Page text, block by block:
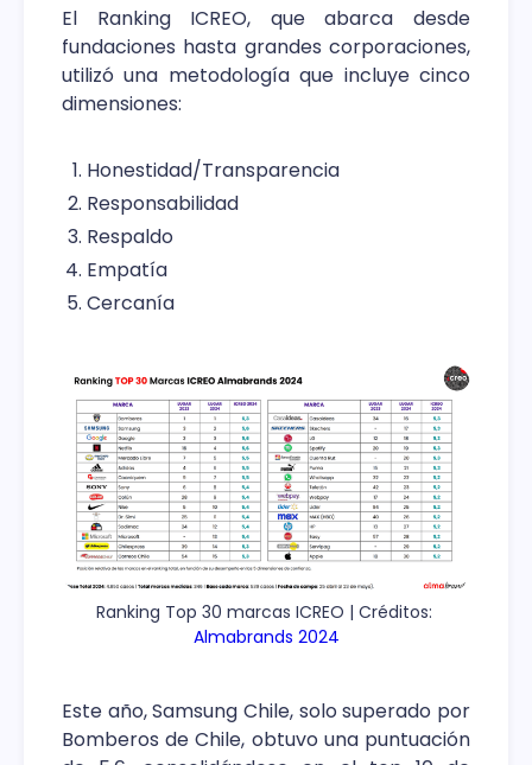
El Ranking ICREO, que abarca desde
fundaciones hasta grandes corporaciones,
utilizó una metodología que incluye cinco
dimensiones:
Honestidad/Transparencia
Responsabilidad
Respaldo
Empatía
Cercanía
Almabrands 2024
Este año, Samsung Chile, solo superado por
Bomberos de Chile, obtuvo una puntuación